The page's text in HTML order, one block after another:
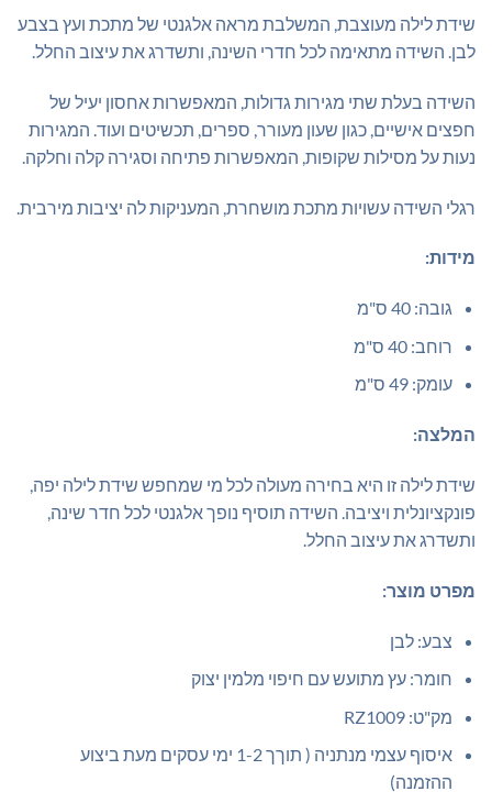
שידת לילה מעוצבת, המשלבת מראה אלגנטי של מתכת ועץ בצבע
לבן. השידה מתאימה לכל חדרי השינה, ותשדרג את עיצוב החלל.
השידה בעלת שתי מגירות גדולות, המאפשרות אחסון יעיל של
חפצים אישיים, כגון שעון מעורר, ספרים, תכשיטים ועוד. המגירות
נעות על מסילות שקופות, המאפשרות פתיחה וסגירה קלה וחלקה.
רגלי השידה עשויות מתכת מושחרת, המעניקות לה יציבות מירבית.
מידות:
גובה: 40 ס"מ
רוחב: 40 ס"מ
עומק: 49 ס"מ
המלצה:
שידת לילה זו היא בחירה מעולה לכל מי שמחפש שידת לילה יפה,
פונקציונלית ויציבה. השידה תוסיף נופך אלגנטי לכל חדר שינה,
ותשדרג את עיצוב החלל.
מפרט מוצר:
צבע: לבן
חומר: עץ מתועש עם חיפוי מלמין יצוק
מק"ט: RZ1009
איסוף עצמי מנתניה ( תוךך 1-2 ימי עסקים מעת ביצוע
ההזמנה)